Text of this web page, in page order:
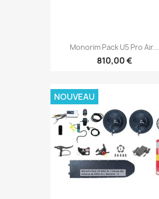
Monorim Pack U5 Pro Air...
810,00 €
NOUVEAU